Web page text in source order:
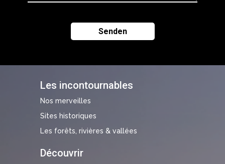
Les incontournables
Nos merveilles
Sites historiques
Les forêts, rivières & vallées
Découvrir